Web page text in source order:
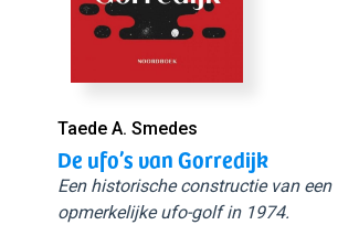
Taede A. Smedes
De ufo’s van Gorredijk
Een historische constructie van een
opmerkelijke ufo-golf in 1974.